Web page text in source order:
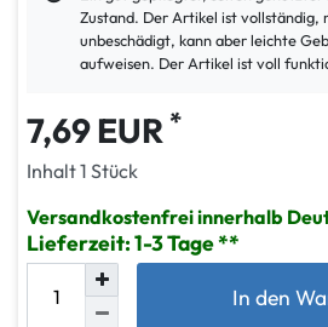
Zustand. Der Artikel ist vollständig,
unbeschädigt, kann aber leichte
aufweisen. Der Artikel ist voll
7,69 EUR *
Inhalt1 Stück
Versandkostenfrei innerhalb
Lieferzeit: 1-3 Tage
In den